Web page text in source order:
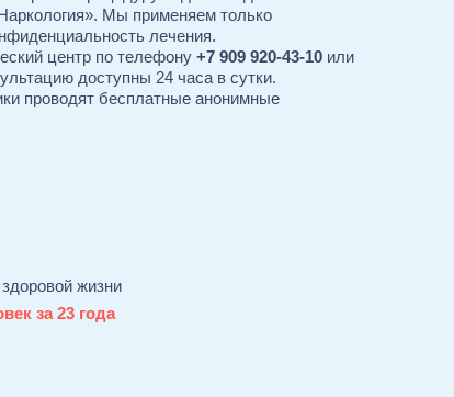
Мы применяем только
лечения.
центр по телефону +7 909 920-43-10 или
доступны 24 часа в сутки.
проводят бесплатные анонимные
жизни
за 23 года